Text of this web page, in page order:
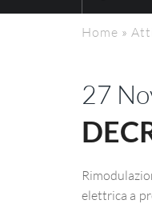
Home »
27
elettrica a